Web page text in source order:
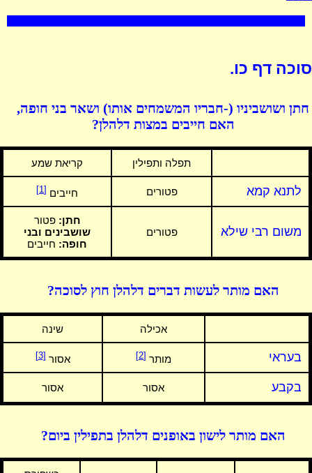
סוכה דף כו.
חתן ושושביניו (-חבריו המשמחים אותו) ושאר בני חופה,
האם חייבים במצות דלהלן?
תפלה ותפילין קריאת שמע
לתנא קמא פטורים חייבים [1]
משום רבי שילא פטורים
חתן: פטור
שושבינים ובני
חופה: חייבים
האם מותר לעשות דברים דלהלן חוץ לסוכה?
אכילה שינה
בעראי מותר [2] אסור[3]
בקבע אסור אסור
האם מותר לישון באופנים דלהלן בתפילין ביום?